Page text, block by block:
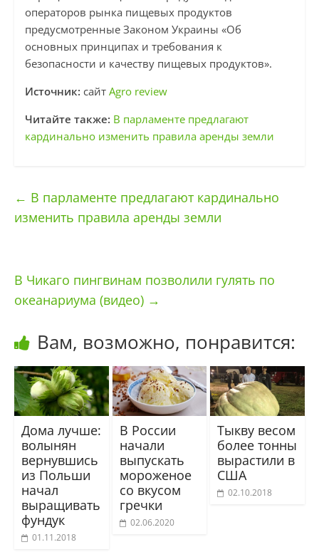
операторов рынка пищевых продуктов
предусмотренные Законом Украины «Об
основных принципах и требования к
безопасности и качеству пищевых продуктов».
Источник: сайт Agro review
Читайте также: В парламенте предлагают
кардинально изменить правила аренды земли
← В парламенте предлагают кардинально
изменить правила аренды земли
В Чикаго пингвинам позволили гулять по
океанариума (видео) →
Вам, возможно, понравится:
Дома лучше:
волынян
вернувшись
из Польши
начал
выращивать
фундук
01.11.2018
В России
начали
выпускать
мороженое
со вкусом
гречки
02.06.2020
Тыкву весом
более тонны
вырастили в
США
02.10.2018